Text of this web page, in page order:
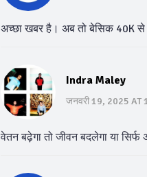
अच्छा खबर है। अब तो बेसिक 40K
Indra Maley
जनवरी 19, 2025 AT
वेतन बढ़ेगा तो जीवन बदलेगा या सिर्फ